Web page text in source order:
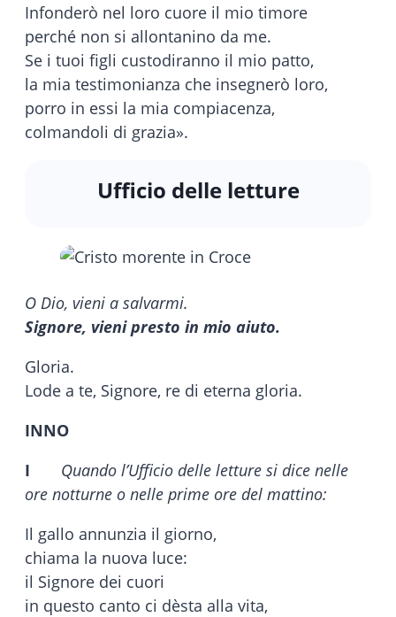
Infonderò nel loro cuore il mio timore
perché non si allontanino da me.
Se i tuoi figli custodiranno il mio patto,
la mia testimonianza che insegnerò loro,
porro in essi la mia compiacenza,
colmandoli di grazia».
Ufficio delle letture
O Dio, vieni a salvarmi.
Signore, vieni presto in mio aiuto.
Gloria.
Lode a te, Signore, re di eterna gloria.
INNO
I
Quando l’Ufficio delle letture si dice nelle
ore notturne o nelle prime ore del mattino:
Il gallo annunzia il giorno,
chiama la nuova luce:
il Signore dei cuori
in questo canto ci dèsta alla vita,